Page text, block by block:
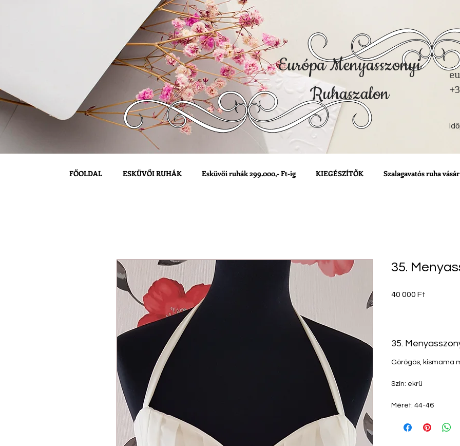
Európa Menyasszonyi
Ruhaszalon
FŐOLDAL ESKÜVŐI RUHÁK Esküvői ruhák 299.000,- Ft-ig KIEGÉSZÍTŐK Szalagavatós ruha vásár
35.
40 000 Ft
35.
Görögös, kismama
Szín: ekrü
Méret: 44-46